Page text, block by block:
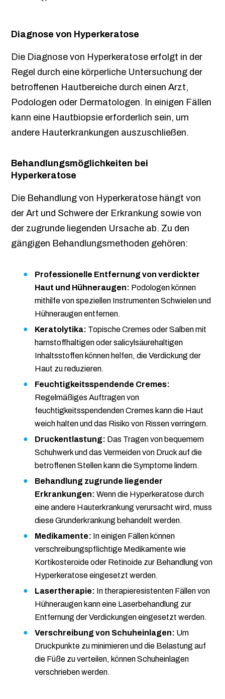
Diagnose von Hyperkeratose
Die Diagnose von Hyperkeratose erfolgt in der
Regel durch eine körperliche Untersuchung der
betroffenen Hautbereiche durch einen Arzt,
Podologen oder Dermatologen. In einigen Fällen
kann eine Hautbiopsie erforderlich sein, um
andere Hauterkrankungen auszuschließen.
Behandlungsmöglichkeiten bei
Hyperkeratose
Die Behandlung von Hyperkeratose hängt von
der Art und Schwere der Erkrankung sowie von
der zugrunde liegenden Ursache ab. Zu den
gängigen Behandlungsmethoden gehören:
Professionelle Entfernung von verdickter
Haut und Hühneraugen: Podologen können
mithilfe von speziellen Instrumenten Schwielen und
Hühneraugen entfernen.
Keratolytika: Topische Cremes oder Salben mit
harnstoffhaltigen oder salicylsäurehaltigen
Inhaltsstoffen können helfen, die Verdickung der
Haut zu reduzieren.
Feuchtigkeitsspendende Cremes:
Regelmäßiges Auftragen von
feuchtigkeitsspendenden Cremes kann die Haut
weich halten und das Risiko von Rissen verringern.
Druckentlastung: Das Tragen von bequemem
Schuhwerk und das Vermeiden von Druck auf die
betroffenen Stellen kann die Symptome lindern.
Behandlung zugrunde liegender
Erkrankungen: Wenn die Hyperkeratose durch
eine andere Hauterkrankung verursacht wird, muss
diese Grunderkrankung behandelt werden.
Medikamente: In einigen Fällen können
verschreibungspflichtige Medikamente wie
Kortikosteroide oder Retinoide zur Behandlung von
Hyperkeratose eingesetzt werden.
Lasertherapie: In therapieresistenten Fällen von
Hühneraugen kann eine Laserbehandlung zur
Entfernung der Verdickungen eingesetzt werden.
Verschreibung von Schuheinlagen: Um
Druckpunkte zu minimieren und die Belastung auf
die Füße zu verteilen, können Schuheinlagen
verschrieben werden.